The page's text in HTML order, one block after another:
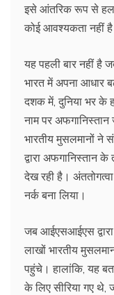
इसे आंतरिक रूप से हल
कोई आवश्यकता नहीं
यह पहली बार नहीं
भारत में अपना आधार
दशक में, दुनिया भर के
नाम पर
भारतीय मुसलमानों ने
द्वारा अफगानिस्तान
देख रही है।
नर्क बना लिया।
जब आईएसआईएस
लाखों भारतीय
पहुंचे। हालांकि, यह
के लिए सीरिया गए